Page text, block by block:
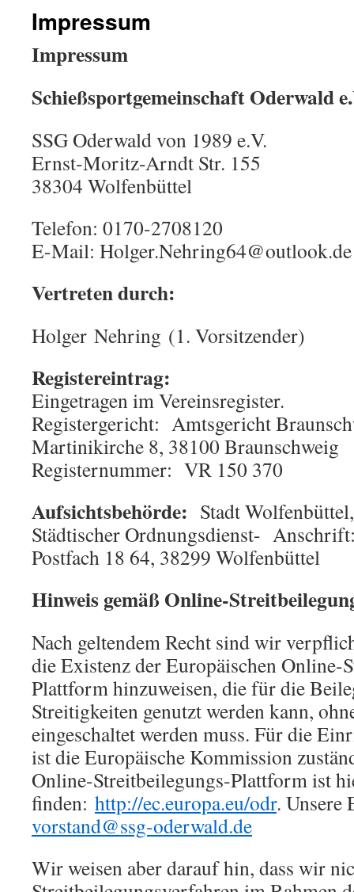
Impressum
Impressum
Schießsportgemeinschaft Oderwald
SSG Oderwald von 1989 e.V.
Ernst-Moritz-Arndt Str. 155
38304 Wolfenbüttel
Telefon: 0170-2708120
E-Mail: Holger.Nehring64@outlook.de
Vertreten durch:
Holger Nehring (1. Vorsitzender)
Registereintrag:
Eingetragen im Vereinsregister.
Registergericht: Amtsgericht
Martinikirche 8, 38100 Braunschweig
Registernummer: VR 150 370
Aufsichtsbehörde: Stadt
Städtischer Ordnungsdienst-
Postfach 18 64, 38299 Wolfenbüttel
Hinweis gemäß Online-
Nach geltendem Recht sind wir
die Existenz der Europäischen Online-
Plattform hinzuweisen, die für die
Streitigkeiten genutzt werden kann,
eingeschaltet werden muss. Für die
ist die Europäische Kommission
Online-Streitbeilegungs-Plattform ist
finden: http://ec.europa.eu/odr. Unsere
vorstand@ssg-oderwald.de
Wir weisen aber darauf hin, dass wir